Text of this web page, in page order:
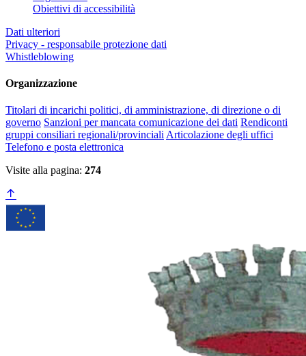
Obiettivi di accessibilità
Dati ulteriori
Privacy - responsabile protezione dati
Whistleblowing
Organizzazione
Titolari di incarichi politici, di amministrazione, di direzione o di
governo Sanzioni per mancata comunicazione dei dati Rendiconti
gruppi consiliari regionali/provinciali Articolazione degli uffici
Telefono e posta elettronica
Visite alla pagina: 274